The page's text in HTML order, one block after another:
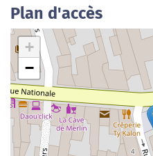
Plan d'accès
+
−